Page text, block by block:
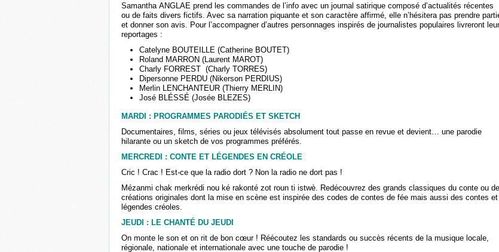
Samantha ANGLAE prend les commandes de l’info avec un journal satirique composé d’actualités récentes
ou de faits divers fictifs. Avec sa narration piquante et son caractère affirmé, elle n’hésitera pas prendre
et donner son avis. Pour l’accompagner d’autres personnages inspirés de journalistes populaires livreront
reportages :
Catelyne BOUTEILLE (Catherine BOUTET)
Roland MARRON (Laurent MAROT)
Charly FORREST (Charly TORRES)
Dipersonne PERDU (Nikerson PERDIUS)
Merlin LENCHANTEUR (Thierry MERLIN)
José BLÉSSÉ (Josée BLEZES)
MARDI : PROGRAMMES PARODIÉS ET SKETCH
Documentaires, films, séries ou jeux télévisés absolument tout passe en revue et devient… une parodie
hilarante ou un sketch de vos programmes préférés.
MERCREDI : CONTE ET LÉGENDES EN CRÉOLE
Cric ! Crac ! Est-ce que la radio dort ? Non la radio ne dort pas !
Mézanmi chak merkrédi nou ké rakonté zot roun ti istwè. Redécouvrez des grands classiques du conte ou
créations originales dont la mise en scène est inspirée des codes de contes de fée mais aussi des contes et
légendes créoles.
JEUDI : LE CHANTÉ DU JEUDI
On monte le son et on rit de bon cœur ! Réécoutez les standards ou succès récents de la musique locale,
régionale, nationale et internationale avec une touche de parodie !